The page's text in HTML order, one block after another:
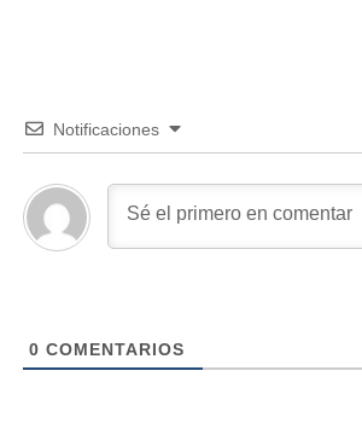
Notificaciones
0 COMENTARIOS